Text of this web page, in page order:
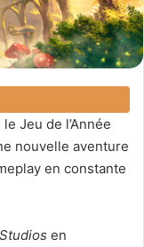
Jeu de l’Année
nouvelle aventure
en constante
en